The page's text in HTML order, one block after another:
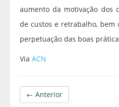
aumento da motivação dos
de custos e retrabalho, bem
perpetuação das boas
Via ACN
← Anterior